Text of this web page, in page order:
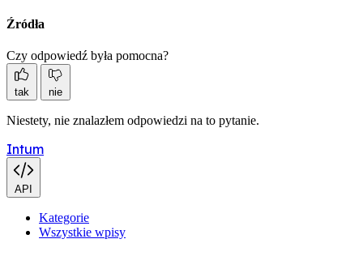
Źródła
Czy odpowiedź była pomocna?
tak nie
Niestety, nie znalazłem odpowiedzi na to pytanie.
Intum
API
Kategorie
Wszystkie wpisy